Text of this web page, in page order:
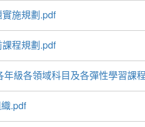
施規劃.pdf
程規劃.pdf
級各領域科目及各彈性學習課
.pdf